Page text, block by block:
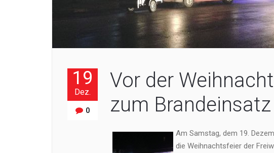
19
Dez.
0
Vor der
zum Brandeinsatz
Am Samstag, dem 19.
die Weihnachtsfeier der